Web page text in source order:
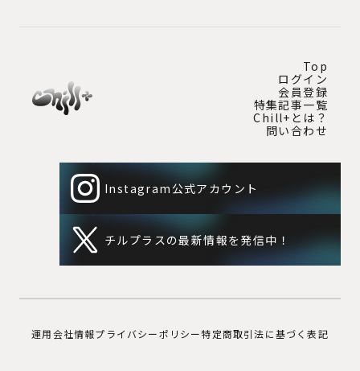
Top
ログイン
会員登録
特集記事一覧
Chill+とは？
問い合わせ
Instagram公式アカウント
チルプラスの最新情報を発信中！
運用会社情報プライバシーポリシー特定商取引法に基づく表記